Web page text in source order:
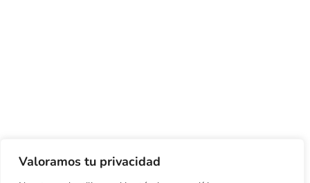
Valoramos tu privacidad